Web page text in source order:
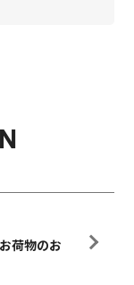
荷物のお